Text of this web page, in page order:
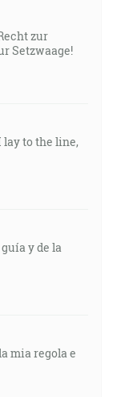
zur
Setzwaage!
lay to the line,
guía y de la
mia regola e